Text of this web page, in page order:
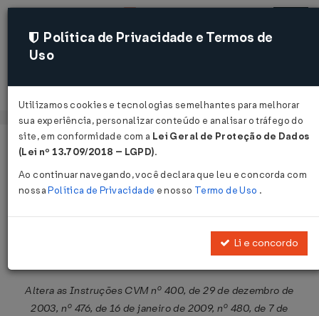
Acessar
Página Inicial Legislações
Resolução CVM Nº 61 DE
Altera as Instruções CVM nº 400, de 29 de dezembro de
2003, nº 476, de 16 de janeiro de 2009, nº 480, de 7 de
Política de Privacidade e Termos de
Uso
Utilizamos cookies e tecnologias semelhantes para melhorar
sua experiência, personalizar conteúdo e analisar o tráfego do
site, em conformidade com a Lei Geral de Proteção de Dados
(Lei nº 13.709/2018 – LGPD).
Ao continuar navegando, você declara que leu e concorda com
nossaPolítica de Privacidade e nosso Termo de Uso .
Li e concordo